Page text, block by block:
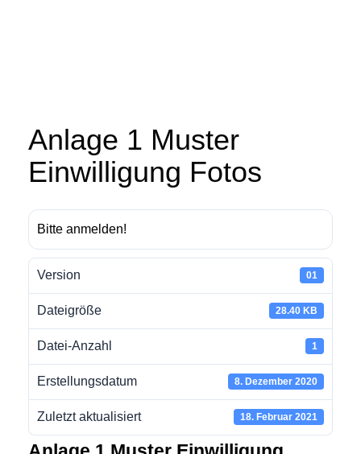
Anlage 1 Muster
Einwilligung Fotos
Bitte anmelden!
Version 01
Dateigröße 28.40 KB
Datei-Anzahl 1
Erstellungsdatum 8. Dezember 2020
Zuletzt aktualisiert 18. Februar 2021